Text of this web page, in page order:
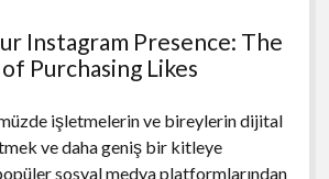
Instagram Presence: The
Purchasing Likes
işletmelerin ve bireylerin dijital
ve daha geniş bir kitleye
sosyal medya platformlarından